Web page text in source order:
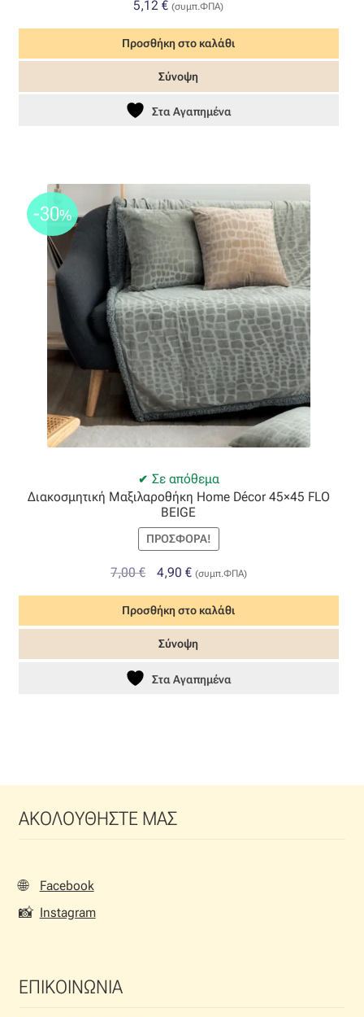
Όροι Χρήσης
ΠΙΣΤΟΠΟΙΗΣΕΙΣ ΧΑΛΙΩΝ COLORE COLORI
Ταμείο
5,12€ (συμπ.ΦΠΑ)
Προσθήκη στο καλάθι
Σύνοψη
Στα Αγαπημένα
Σε απόθεμα
-30%
Διακοσμητική Μαξιλαροθήκη Home Décor 45×45 FLO
BEIGE
ΠΡΟΣΦΟΡΆ!
7,00€
Original
price
was:
7,00 €.
4,90 €Η
τρέχουσα
τιμή
είναι:
4,90 €.
(συμπ.ΦΠΑ)
Προσθήκη στο καλάθι
Σύνοψη
Στα Αγαπημένα
ΑΚΟΛΟΥΘΗΣΤΕ ΜΑΣ
🌐 Facebook
📸 Instagram
ΕΠΙΚΟΙΝΩΝΙΑ